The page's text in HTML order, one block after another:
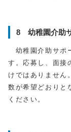
8 幼稚園介助
幼稚園介助サポ
す。応募し、面接
けではありません
数が希望どおりと
ください。